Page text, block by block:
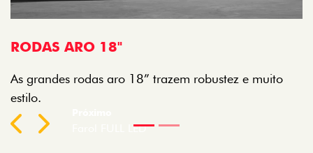
RODAS ARO 18"
As grandes rodas aro 18” trazem robustez e muito
estilo.
PreviousNext